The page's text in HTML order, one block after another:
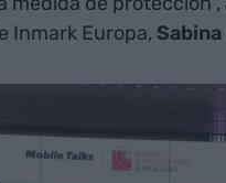
Inmark Europa,